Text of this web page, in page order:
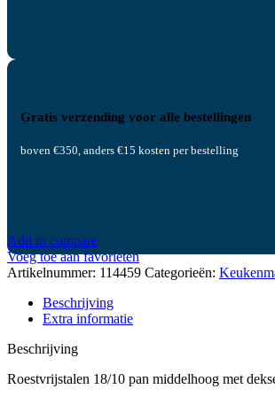
Gratis verzending voor alle bestellingen
boven €350, anders €15 kosten per bestelling
Add to compare
Voeg toe aan favorieten
Artikelnummer: 114459 Categorieën:
Beschrijving
Extra informatie
Beschrijving
Roestvrijstalen 18/10 pan middelhoog met